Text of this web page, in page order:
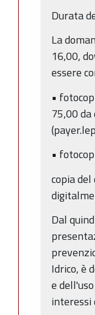
Durata
La
16,00,
essere
•
75,00
•
copia
Dal
Idrico, è
e
interessi